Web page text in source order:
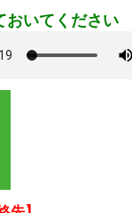
おいてください